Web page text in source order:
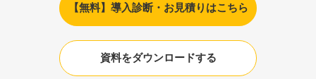
【無料】導入診断・お見積りはこちら
資料をダウンロードする